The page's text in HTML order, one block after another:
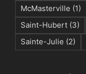
McMasterville (1)
Saint-Hubert (3)
Sainte-Julie (2)